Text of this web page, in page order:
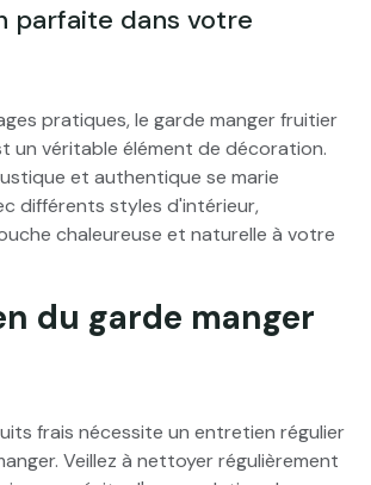
parfaite dans votre
pratiques, le garde manger fruitier
un véritable élément de décoration.
et authentique se marie
différents styles d'intérieur,
chaleureuse et naturelle à votre
du garde manger
frais nécessite un entretien régulier
Veillez à nettoyer régulièrement